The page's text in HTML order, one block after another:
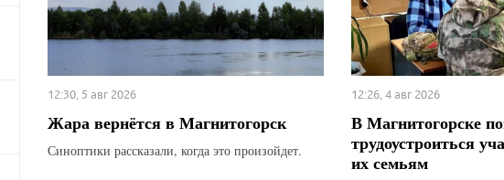
12:30, 5 авг 2026
Жара вернётся в Магнитогорск
Синоптики рассказали, когда это произойдет.
12:26, 4 авг 2026
В Магнитогорске
трудоустроиться
их семьям